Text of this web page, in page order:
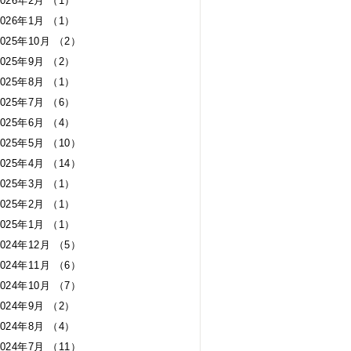
年1月 （1）
年10月 （2）
年9月 （2）
年8月 （1）
年7月 （6）
年6月 （4）
年5月 （10）
年4月 （14）
年3月 （1）
年2月 （1）
年1月 （1）
年12月 （5）
年11月 （6）
年10月 （7）
年9月 （2）
年8月 （4）
年7月 （11）